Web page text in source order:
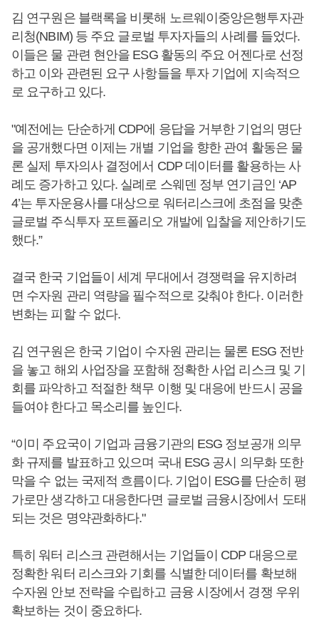
김 연구원은 블랙록을 비롯해 노르웨이중앙은행투자관
리청(NBIM) 등 주요 글로벌 투자자들의 사례를 들었다.
이들은 물 관련 현안을 ESG 활동의 주요 어젠다로 선정
하고 이와 관련된 요구 사항들을 투자 기업에 지속적으
로 요구하고 있다.
"예전에는 단순하게 CDP에 응답을 거부한 기업의 명단
을 공개했다면 이제는 개별 기업을 향한 관여 활동은 물
론 실제 투자의사 결정에서 CDP 데이터를 활용하는 사
례도 증가하고 있다. 실례로 스웨덴 정부 연기금인 ‘AP
4’는 투자운용사를 대상으로 워터리스크에 초점을 맞춘
글로벌 주식투자 포트폴리오 개발에 입찰을 제안하기도
했다.”
결국 한국 기업들이 세계 무대에서 경쟁력을 유지하려
면 수자원 관리 역량을 필수적으로 갖춰야 한다. 이러한
변화는 피할 수 없다.
김 연구원은 한국 기업이 수자원 관리는 물론 ESG 전반
을 놓고 해외 사업장을 포함해 정확한 사업 리스크 및 기
회를 파악하고 적절한 책무 이행 및 대응에 반드시 공을
들여야 한다고 목소리를 높인다.
“이미 주요국이 기업과 금융기관의 ESG 정보공개 의무
화 규제를 발표하고 있으며 국내 ESG 공시 의무화 또한
막을 수 없는 국제적 흐름이다. 기업이 ESG를 단순히 평
가로만 생각하고 대응한다면 글로벌 금융시장에서 도태
되는 것은 명약관화하다."
특히 워터 리스크 관련해서는 기업들이 CDP 대응으로
정확한 워터 리스크와 기회를 식별한 데이터를 확보해
수자원 안보 전략을 수립하고 금융 시장에서 경쟁 우위
확보하는 것이 중요하다.